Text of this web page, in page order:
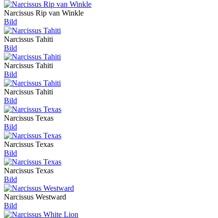
Narcissus Rip van Winkle
Bild
Narcissus Tahiti
Bild
Narcissus Tahiti
Bild
Narcissus Tahiti
Bild
Narcissus Texas
Bild
Narcissus Texas
Bild
Narcissus Texas
Bild
Narcissus Westward
Bild